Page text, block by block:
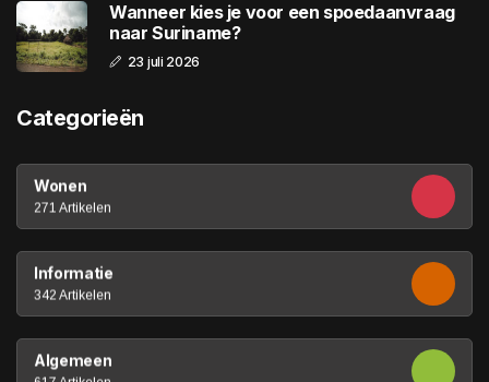
Wanneer kies je voor een spoedaanvraag
naar Suriname?
23 juli 2026
Categorieën
Wonen
271 Artikelen
Informatie
342 Artikelen
Algemeen